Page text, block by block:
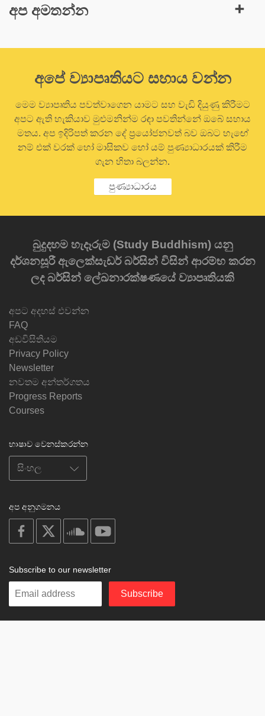
අප අමතන්න
අපේ ව්‍යාපෘතියට සහාය වන්න
මෙම ව්‍යාපෘතිය පවත්වාගෙන යාමට සහ වැඩි දියුණු කිරීමට
අපට ඇති හැකියාව මුළුමනින්ම රඳා පවතින්නේ ඔබේ සහාය
මතය. අප ඉදිරිපත් කරන දේ ප්‍රයෝජනවත් බව ඔබට හැඟේ
නම් එක් වරක් හෝ මාසිකව හෝ යම් පුණ්‍යාධාරයක් කිරීම
ගැන හිතා බලන්න.
පුණ්‍යාධාරය
බුදුදහම හැදෑරුම (Study Buddhism) යනු
දර්ශනසූරී ඇලෙක්සැඩර් බර්සින් විසින් ආරම්භ කරන
ලද බර්සින් ලේඛනාරක්ෂණයේ ව්‍යාපෘතියකි
අපට අදහස් එවන්න
FAQ
අඩවිසිතියම
Privacy Policy
Newsletter
නවතම අන්තර්ගතය
Progress Reports
Courses
භාෂාව වෙනස්කරන්න
අප අනුගමනය
on
facebook
on
on
soundcloud
Subscribe to our newsletter
Enter
Subscribe